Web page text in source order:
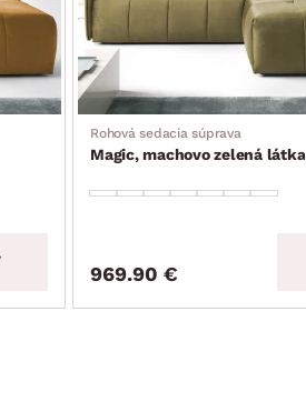
Rohová sedacia súprava
Magic, machovo zelená látka
969.90 €